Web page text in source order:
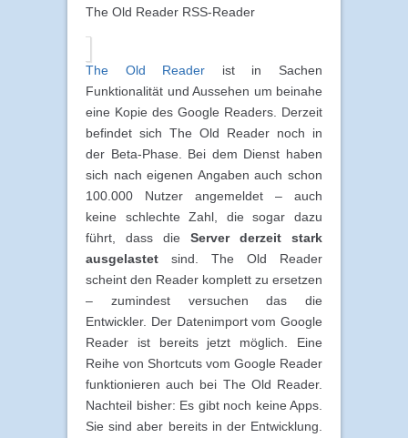
The Old Reader RSS-Reader
The Old Reader ist in Sachen
Funktionalität und Aussehen um beinahe
eine Kopie des Google Readers. Derzeit
befindet sich The Old Reader noch in
der Beta-Phase. Bei dem Dienst haben
sich nach eigenen Angaben auch schon
100.000 Nutzer angemeldet – auch
keine schlechte Zahl, die sogar dazu
führt, dass die Server derzeit stark
ausgelastet sind. The Old Reader
scheint den Reader komplett zu ersetzen
– zumindest versuchen das die
Entwickler. Der Datenimport vom Google
Reader ist bereits jetzt möglich. Eine
Reihe von Shortcuts vom Google Reader
funktionieren auch bei The Old Reader.
Nachteil bisher: Es gibt noch keine Apps.
Sie sind aber bereits in der Entwicklung.